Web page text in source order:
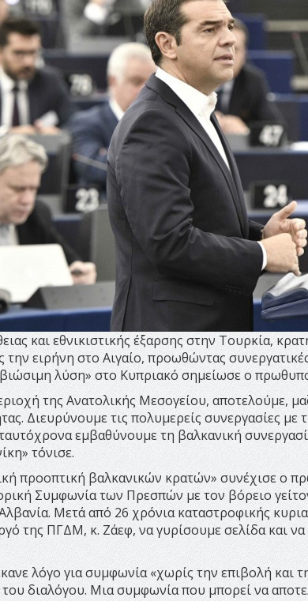
και εθνικιστικής έξαρσης στην Τουρκία,
την ειρήνη στο Αιγαίο, προωθώντας
βιώσιμη λύση» στο Κυπριακό σημείωσε ο
της Ανατολικής Μεσογείου, αποτελούμε,
Διευρύνουμε τις πολυμερείς συνεργασίες με
εμβαθύνουμε τη βαλκανική
τόνισε.
προοπτική βαλκανικών κρατών» συνέχισε ο
Συμφωνία των Πρεσπών με τον βόρειο
Μετά από 26 χρόνια καταστροφικής
της ΠΓΔΜ, κ. Ζάεφ, να γυρίσουμε σελίδα και
λόγο για συμφωνία «χωρίς την επιβολή και
διαλόγου. Μια συμφωνία που μπορεί να